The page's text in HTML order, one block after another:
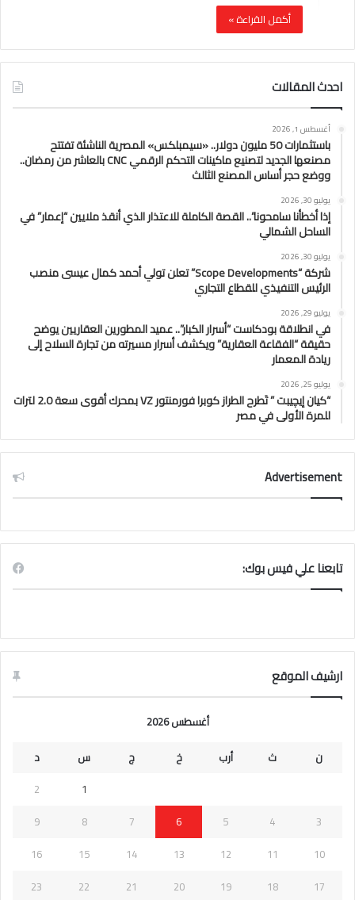
أكمل القراءة »
احدث المقالات
أغسطس 1, 2026
باستثمارات 50 مليون دولار.. «سيمبلكس» المصرية الناشئة تفتتح
مصنعها الجديد لتصنيع ماكينات التحكم الرقمي CNC بالعاشر من رمضان..
ووضع حجر أساس المصنع الثالث
يوليو 30, 2026
إذا أخطأنا سامحونا”.. القصة الكاملة للاعتذار الذي أنقذ ملايين “إعمار” في
الساحل الشمالي
يوليو 30, 2026
شركة “Scope Developments” تعلن تولي أحمد كمال عيسى منصب
الرئيس التنفيذي للقطاع التجاري
يوليو 29, 2026
في انطلاقة بودكاست “أسرار الكبار”.. عميد المطورين العقاريين يوضح
حقيقة “الفقاعة العقارية” ويكشف أسرار مسيرته من تجارة السلاح إلى
ريادة المعمار
يوليو 25, 2026
“كيان إيچيبت ” تَطرح الطراز كوبرا فورمنتور VZ بمحرك أقوى سعة 2.0 لترات
للمرة الأولى في مصر
Advertisement
تابعنا علي فيس بوك:
ارشيف الموقع
أغسطس 2026
ن
ث أرب خ ج س
د
1
2
3
4
5
6
7
8
9
10
11
12
13
14
15
16
17
18
19
20
21
22
23